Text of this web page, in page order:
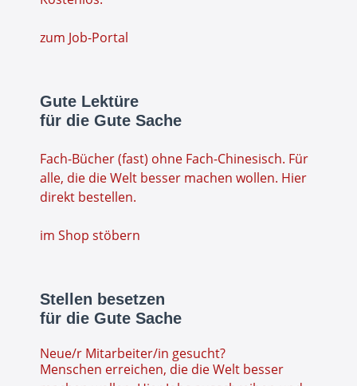
zum Job-Portal
Gute Lektüre
für die Gute Sache
Fach-Bücher (fast) ohne Fach-Chinesisch. Für
alle, die die Welt besser machen wollen. Hier
direkt bestellen.
im Shop stöbern
Stellen besetzen
für die Gute Sache
Neue/r Mitarbeiter/in gesucht?
Menschen erreichen, die die Welt besser